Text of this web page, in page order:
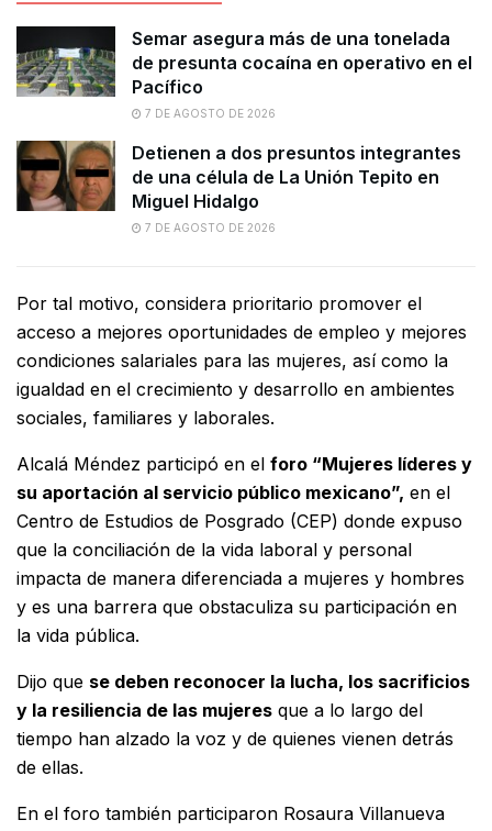
Semar asegura más de una tonelada
de presunta cocaína en operativo en el
Pacífico
7 DE AGOSTO DE 2026
Detienen a dos presuntos integrantes
de una célula de La Unión Tepito en
Miguel Hidalgo
7 DE AGOSTO DE 2026
Por tal motivo, considera prioritario promover el
acceso a mejores oportunidades de empleo y mejores
condiciones salariales para las mujeres, así como la
igualdad en el crecimiento y desarrollo en ambientes
sociales, familiares y laborales.
Alcalá Méndez participó en el foro “Mujeres líderes y
su aportación al servicio público mexicano”, en el
Centro de Estudios de Posgrado (CEP) donde expuso
que la conciliación de la vida laboral y personal
impacta de manera diferenciada a mujeres y hombres
y es una barrera que obstaculiza su participación en
la vida pública.
Dijo que se deben reconocer la lucha, los sacrificios
y la resiliencia de las mujeres que a lo largo del
tiempo han alzado la voz y de quienes vienen detrás
de ellas.
En el foro también participaron Rosaura Villanueva